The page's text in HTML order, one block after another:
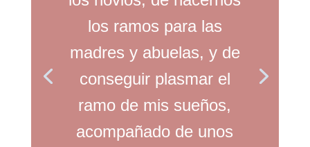
los ramos para las
madres y abuelas, y de
conseguir plasmar el
ramo de mis sueños,
acompañado de unos